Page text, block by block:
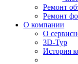
Ремонт
Ремонт
О компании
О
3D-Тур
История